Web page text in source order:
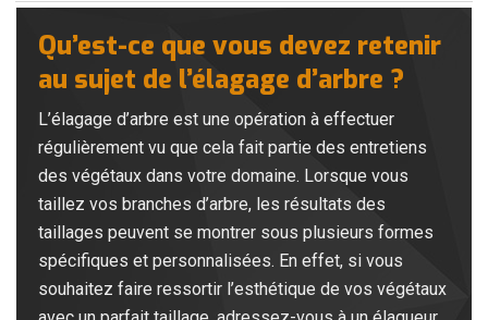
Qu’est-ce que vous devez retenir
au sujet de l’élagage d’arbre ?
L’élagage d’arbre est une opération à effectuer
régulièrement vu que cela fait partie des entretiens
des végétaux dans votre domaine. Lorsque vous
taillez vos branches d’arbre, les résultats des
taillages peuvent se montrer sous plusieurs formes
spécifiques et personnalisées. En effet, si vous
souhaitez faire ressortir l’esthétique de vos végétaux